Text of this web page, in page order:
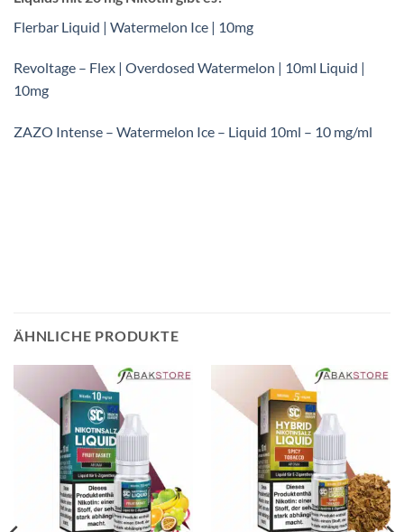
Flerbar Liquid | Watermelon Ice | 10mg
Revoltage – Flex | Overdosed Watermelon | 10ml Liquid |
10mg
ZAZO Intense – Watermelon Ice – Liquid 10ml – 10 mg/ml
ÄHNLICHE PRODUKTE